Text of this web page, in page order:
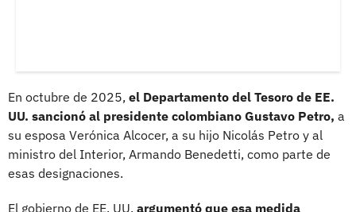
En octubre de 2025, el Departamento del Tesoro de EE.
UU. sancionó al presidente colombiano Gustavo Petro, a
su esposa Verónica Alcocer, a su hijo Nicolás Petro y al
ministro del Interior, Armando Benedetti, como parte de
esas designaciones.
El gobierno de EE. UU. argumentó que esa medida